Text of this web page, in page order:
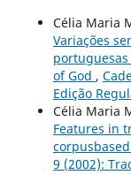
Célia Maria
Variações
of God ,
Edição
Célia Maria
Features in
9 (2002):